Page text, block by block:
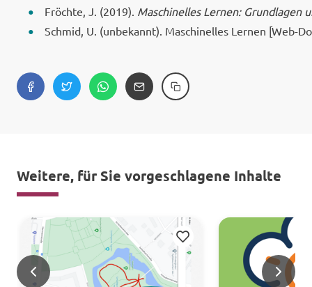
Fröchte, J. (2019). Maschinelles Lernen: Grundlagen
Schmid, U. (unbekannt). Maschinelles Lernen [Web-
Weitere, für Sie vorgeschlagene Inhalte
Merken